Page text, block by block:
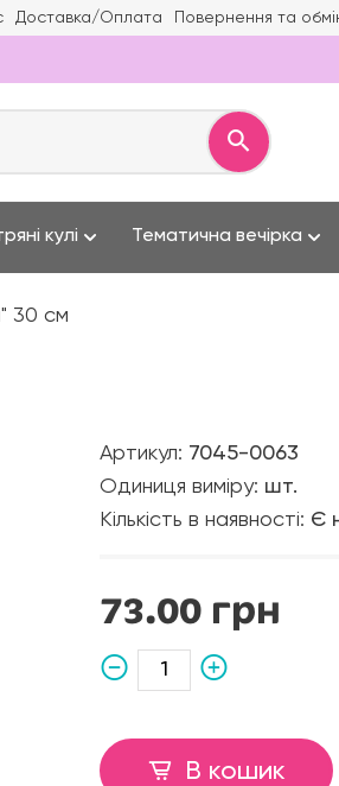
Доставка/Оплата Повернення та
кулі Тематична вечірка
30 см
Артикул: 7045-0063
Одиниця виміру: шт.
Кількість в наявності: Є
73.00 грн
В кошик